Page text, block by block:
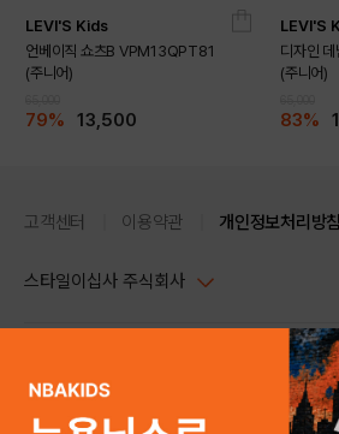
LEVI'S Kids
언베이직 쇼츠B VPM13QPT81
(주니어)
79% 13,500
LEVI'S
디자인
(주니어)
83%
고객센터 이용약관 개인정보처리방침
스타일이십사 주식회사
주소 : 서울시 강남구 논현로 633, 6층 (논현동, 한세엠케이
사업자등록번호 : 116-81-32499
스타일24 고객센터 1544-5336
평일 09:00~ 18:00 (토/일/공휴일 휴무)